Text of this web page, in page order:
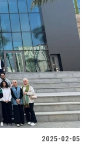
2025-02-05